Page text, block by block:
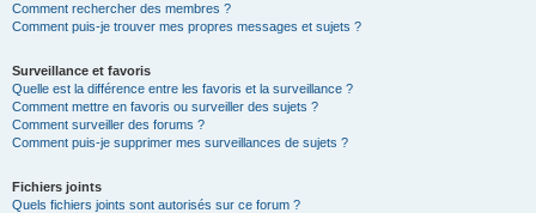
Comment rechercher des membres ?
Comment puis-je trouver mes propres messages et sujets ?
Surveillance et favoris
Quelle est la différence entre les favoris et la surveillance ?
Comment mettre en favoris ou surveiller des sujets ?
Comment surveiller des forums ?
Comment puis-je supprimer mes surveillances de sujets ?
Fichiers joints
Quels fichiers joints sont autorisés sur ce forum ?